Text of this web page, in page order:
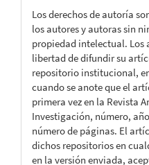
Los derechos de autoría
los autores y autoras sin
propiedad intelectual. Los
libertad de difundir su
repositorio institucional,
cuando se anote que el
primera vez en la Revista
Investigación, número,
número de páginas. El
dichos repositorios en
en la versión enviada,